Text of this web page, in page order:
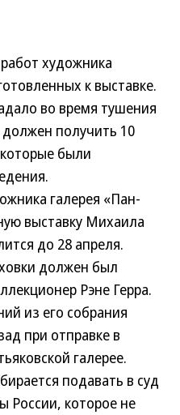
художника
к выставке.
во время тушения
получить 10
были
галерея «Пан-
выставку Михаила
до 28 апреля.
должен был
Рэне Герра.
из его собрания
при отправке в
галерее.
подавать в суд
России, которое не